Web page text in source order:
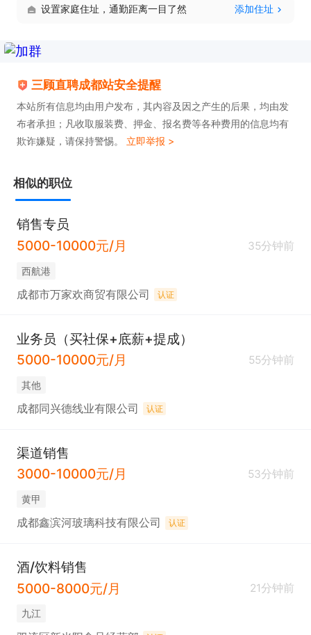
设置家庭住址，通勤距离一目了然 添加住址
三顾直聘成都站安全提醒
本站所有信息均由用户发布，其内容及因之产生的后果，均由发
布者承担；凡收取服装费、押金、报名费等各种费用的信息均有
欺诈嫌疑，请保持警惕。 立即举报 >
相似的职位
销售专员
5000-10000元/月
35分钟前
西航港
成都市万家欢商贸有限公司 认证
业务员（买社保+底薪+提成）
5000-10000元/月
55分钟前
其他
成都同兴德线业有限公司 认证
渠道销售
3000-10000元/月
53分钟前
黄甲
成都鑫滨河玻璃科技有限公司 认证
酒/饮料销售
5000-8000元/月
21分钟前
九江